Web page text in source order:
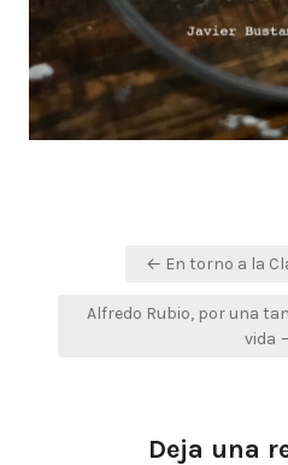
Navegación
entradas
← En torno a la
Alfredo Rubio, por una
vida
Deja una